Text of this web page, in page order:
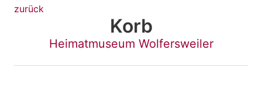
zurück
Korb
Heimatmuseum Wolfersweiler